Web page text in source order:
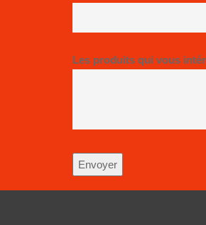
Les produits qui vous